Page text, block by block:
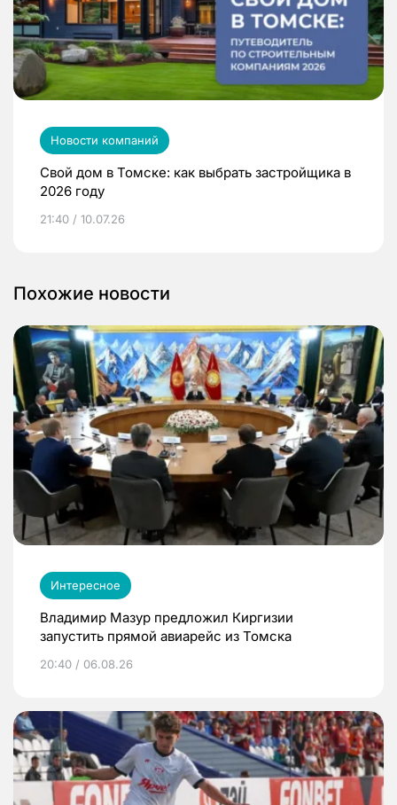
Новости компаний
Свой дом в Томске: как выбрать застройщика в
2026 году
21:40 / 10.07.26
Похожие новости
Интересное
Владимир Мазур предложил Киргизии
запустить прямой авиарейс из Томска
20:40 / 06.08.26